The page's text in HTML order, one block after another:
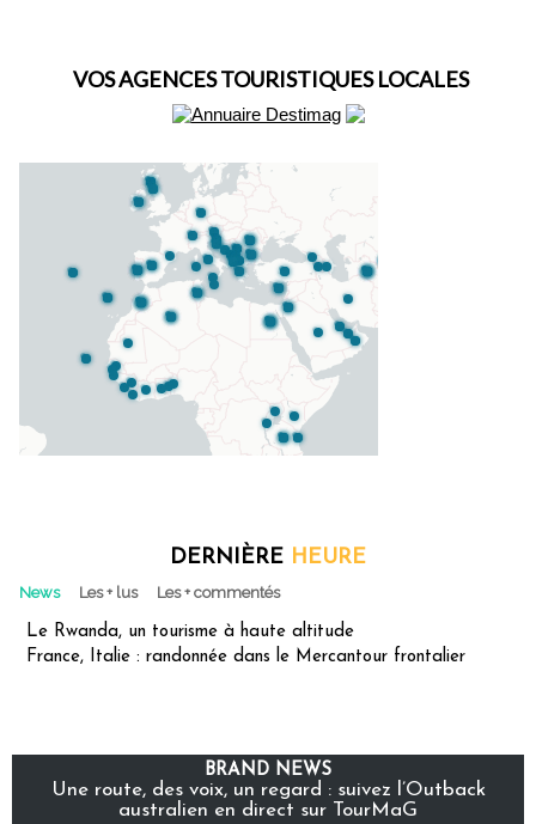
VOS AGENCES TOURISTIQUES LOCALES
DERNIÈRE HEURE
News Les + lus Les + commentés
Le Rwanda, un tourisme à haute altitude
France, Italie : randonnée dans le Mercantour frontalier
BRAND NEWS
Une route, des voix, un regard : suivez l’Outback
australien en direct sur TourMaG